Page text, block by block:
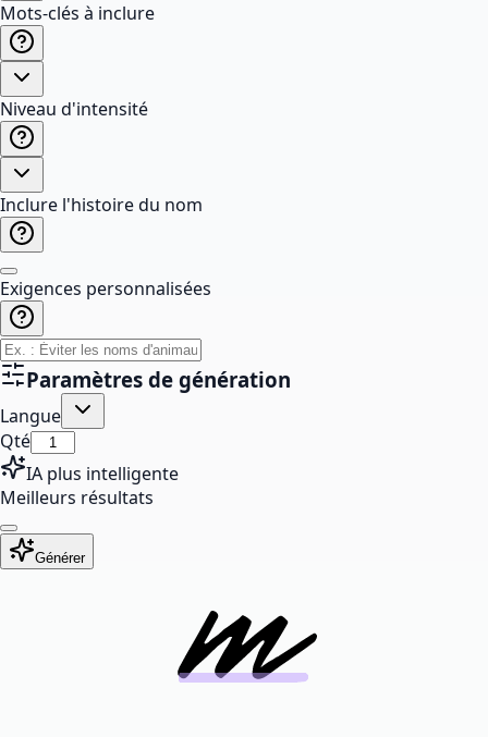
Mots-clés à inclure
Niveau d'intensité
Inclure l'histoire du nom
Exigences personnalisées
Paramètres de génération
Langue
Qté
IA plus intelligente
Meilleurs résultats
Générer